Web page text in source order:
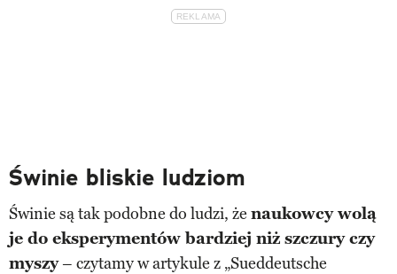
Świnie bliskie ludziom
Świnie są tak podobne do ludzi, że naukowcy wolą
je do eksperymentów bardziej niż szczury czy
myszy– czytamy w artykule z „Sueddeutsche